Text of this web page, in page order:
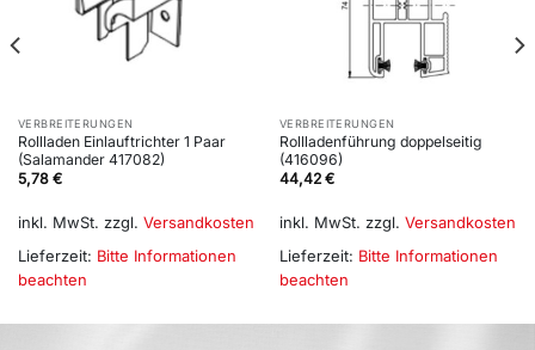
VERBREITERUNGEN
Rollladen Einlauftrichter 1 Paar
(Salamander 417082)
5,78 €
inkl. MwSt. zzgl. Versandkosten
Lieferzeit: Bitte Informationen
beachten
VERBREITERUNGEN
Rollladenführung doppelseitig
(416096)
44,42 €
inkl. MwSt. zzgl. Versandkosten
Lieferzeit: Bitte Informationen
beachten